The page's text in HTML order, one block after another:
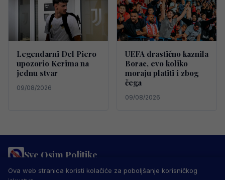
Legendarni Del Piero
upozorio Kerima na
jednu stvar
09/08/2026
UEFA drastično kaznila
Borac, evo koliko
moraju platiti i zbog
čega
09/08/2026
Sve Osim Politike
PRAVILA PRIVATNOSTIMARKETING USLOVI KORIŠTENJA
IMPRESSUM
Ova web stranica koristi kolačiće za poboljšanje korisničkog